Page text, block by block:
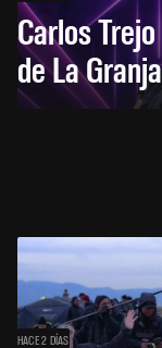
Carlos
de La
HACE 2 DÍAS